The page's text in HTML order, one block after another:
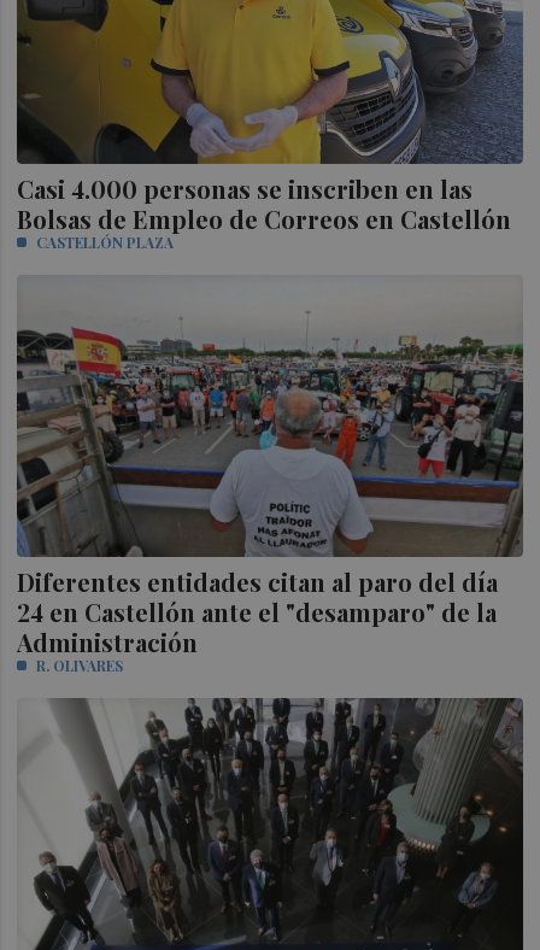
Casi 4.000 personas se inscriben en las
Bolsas de Empleo de Correos en Castellón
CASTELLÓN PLAZA
Diferentes entidades citan al paro del día
24 en Castellón ante el "desamparo" de la
Administración
R. OLIVARES